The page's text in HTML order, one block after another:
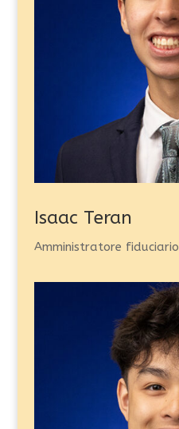
Isaac Teran
Amministratore fiduciario